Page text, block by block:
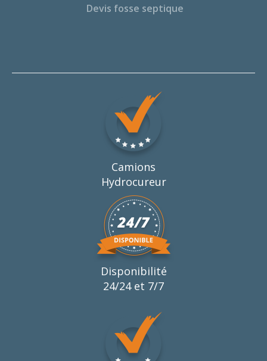
Devis fosse septique
Camions
Hydrocureur
Disponibilité
24/24 et 7/7